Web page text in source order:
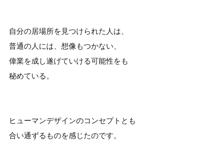
自分の居場所を見つけられた人は、
普通の人には、想像もつかない、
偉業を成し遂げていける可能性をも
秘めている。
ヒューマンデザインのコンセプトとも
合い通ずるものを感じたのです。